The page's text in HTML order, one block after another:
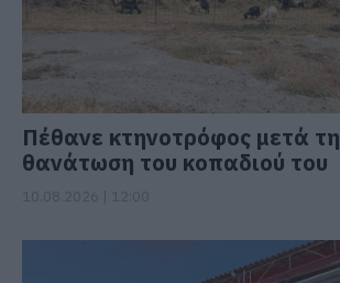
Πέθανε κτηνοτρόφος μετά τη
θανάτωση του κοπαδιού του